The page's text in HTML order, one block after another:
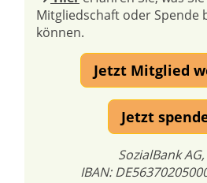
Mitgliedschaft oder Spende
können.
Jetzt Mitglied
Jetzt
SozialBank
IBAN: